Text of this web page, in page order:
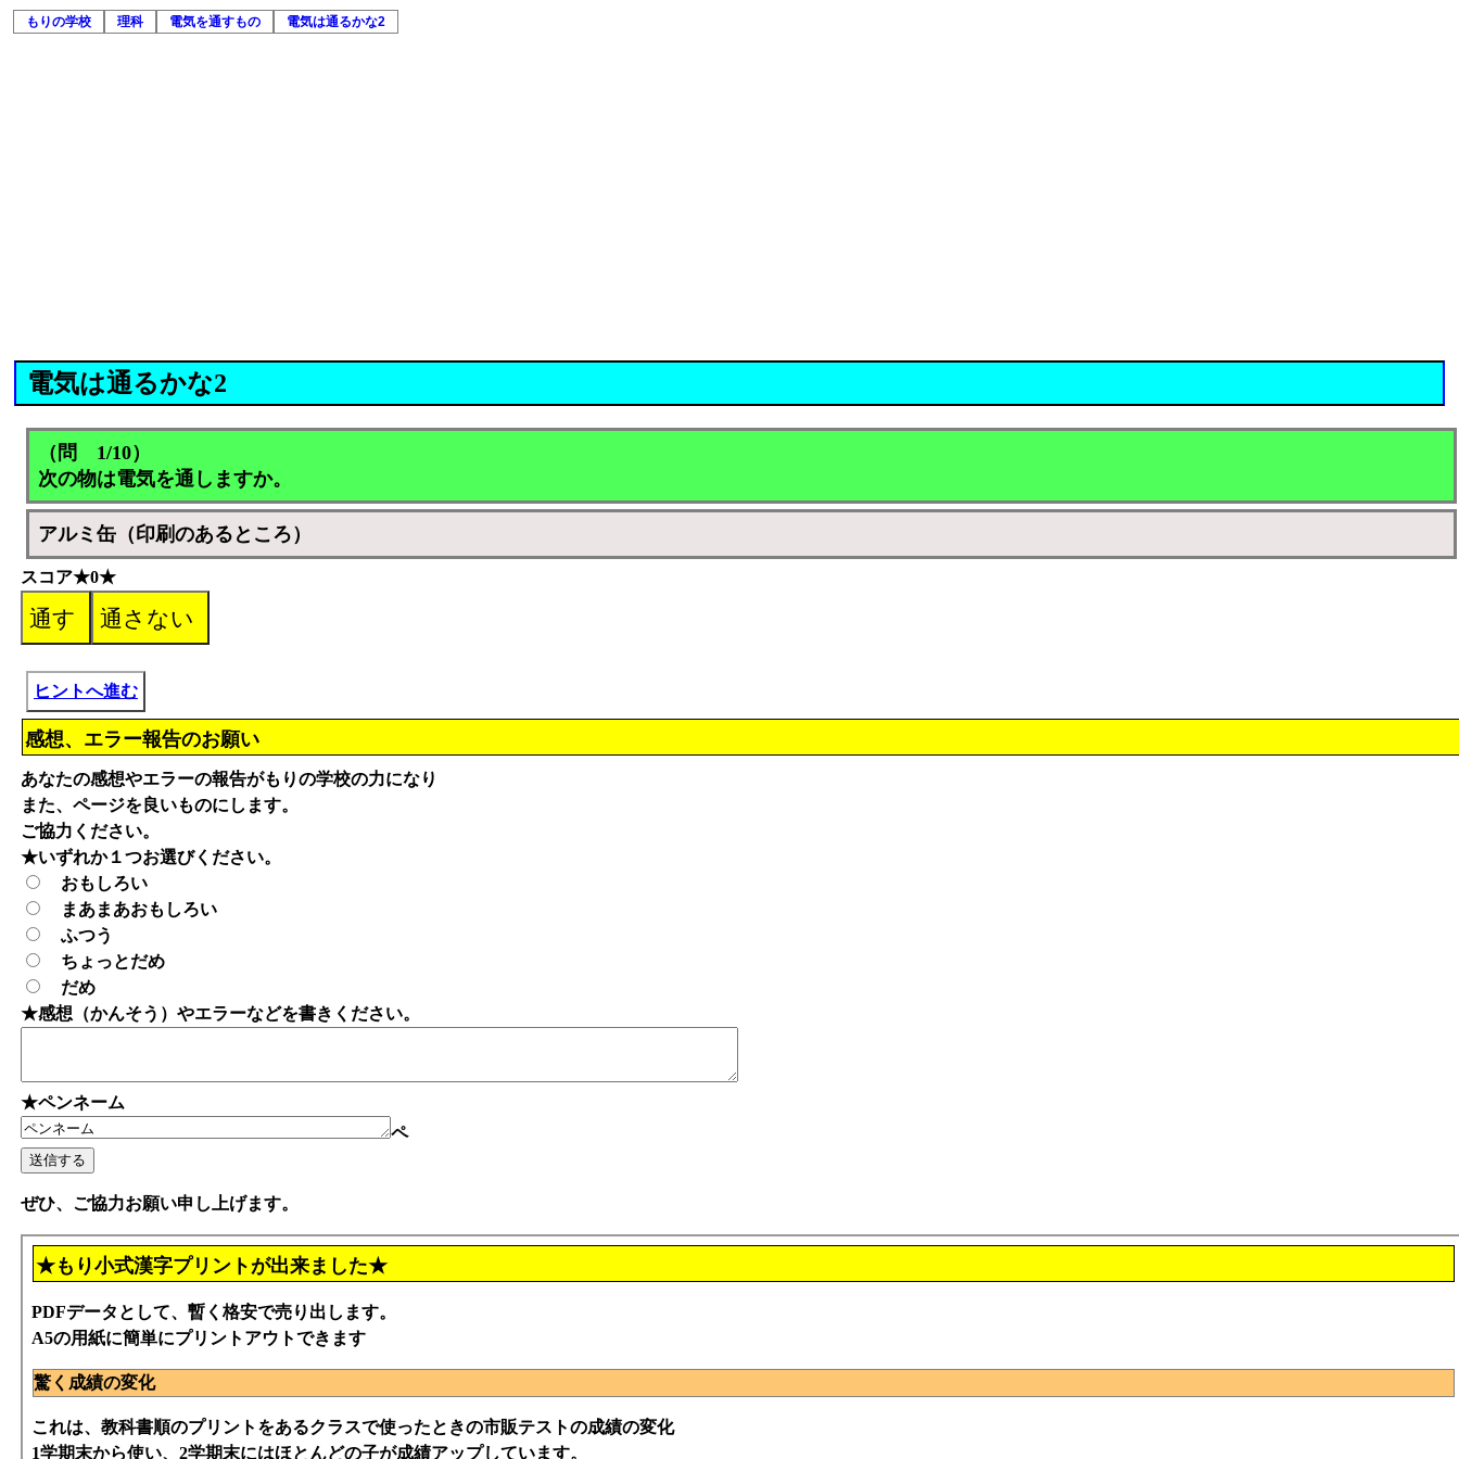
もりの学校 理科 電気を通すもの 電気は通るかな2
電気は通るかな2
（問 1/10）
次の物は電気を通しますか。
アルミ缶（印刷のあるところ）
スコア★0★
ヒントへ進む
感想、エラー報告のお願い
あなたの感想やエラーの報告がもりの学校の力になり
また、ページを良いものにします。
ご協力ください。
★いずれか１つお選びください。
おもしろい
まあまあおもしろい
ふつう
ちょっとだめ
だめ
★感想（かんそう）やエラーなどを書きください。
★ペンネーム
ペ
ぜひ、ご協力お願い申し上げます。